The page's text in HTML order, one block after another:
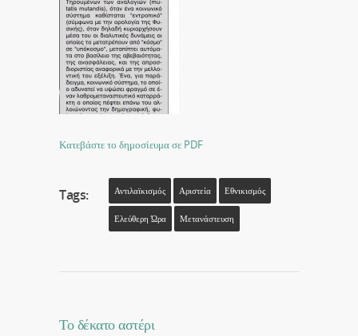
Κατεβάστε το δημοσίευμα σε PDF
Tags: Αντιλαϊκισμός Αριστεία Εθνικισμός
Ελεύθερη Ώρα Μετανάστευση
Το δέκατο αστέρι